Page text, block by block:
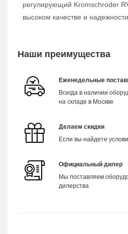
регулирующий Kromschroder
высоком качестве и
Наши преимущества
Еженедельные
Всегда в наличии
на складе в Москве
Делаем скидки
Если вы найдете
Официальный дилер
Мы поставляем
дилерства